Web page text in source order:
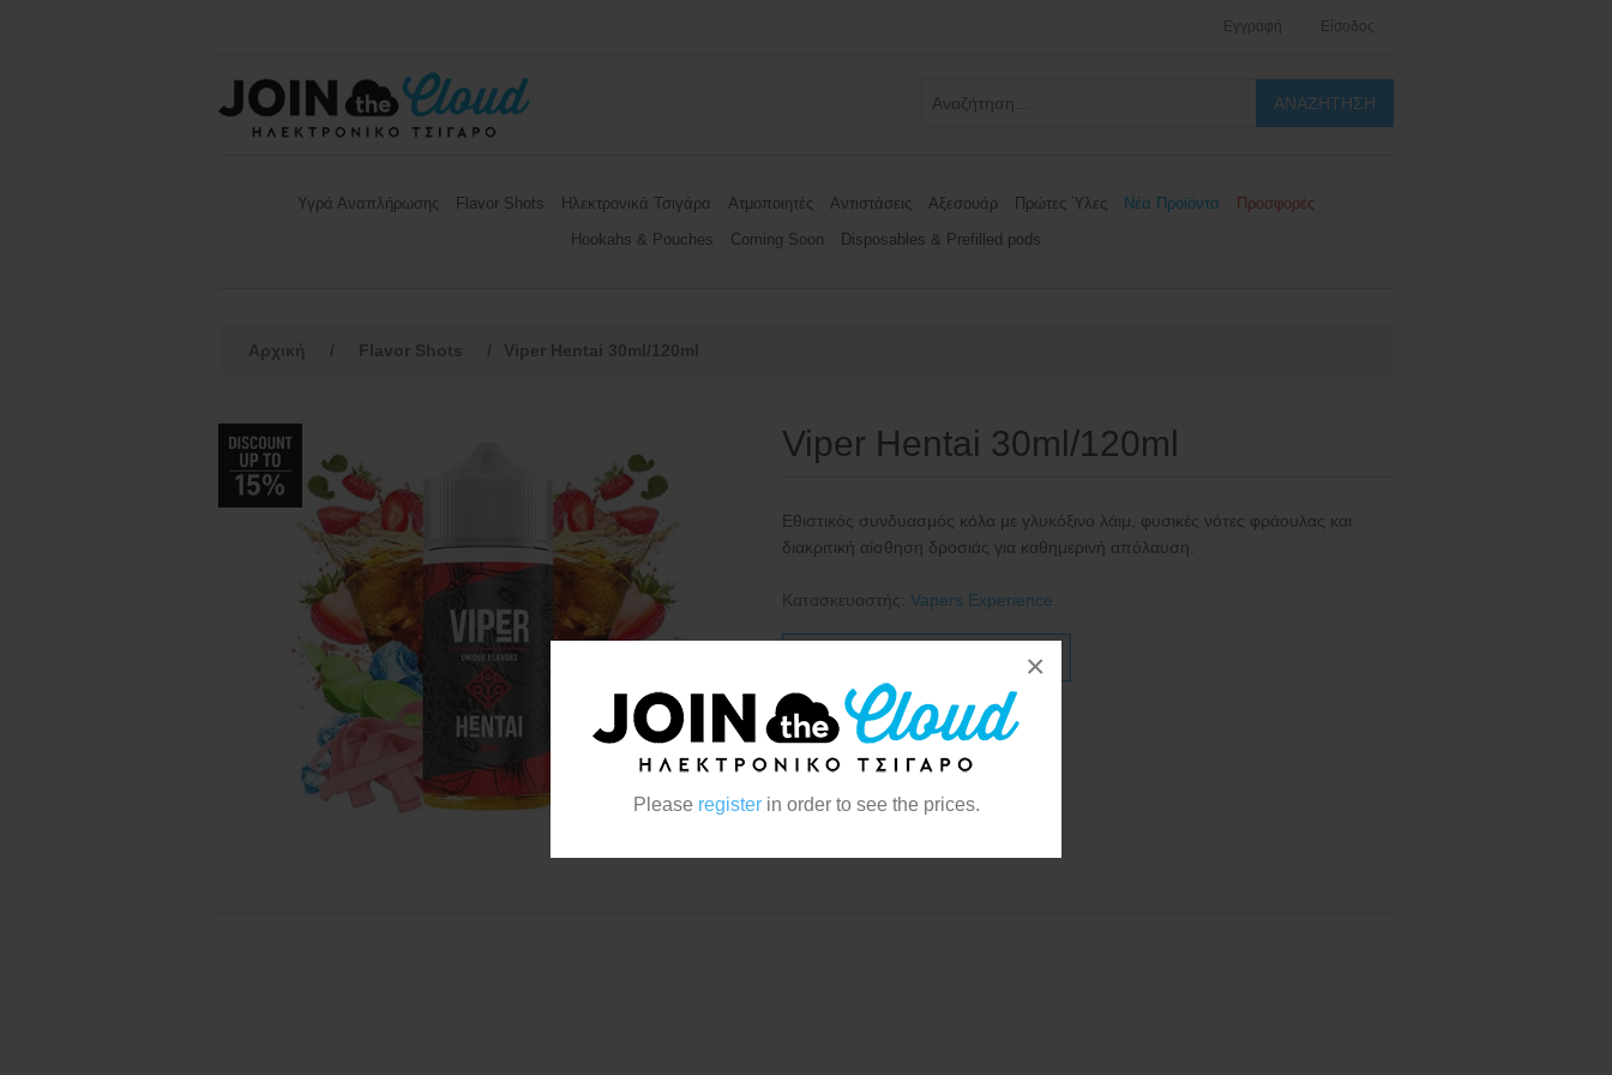
Please registerin order to see the prices.
×
Εγγραφή Είσοδος
Υγρά Αναπλήρωσης Flavor Shots Ηλεκτρονικά Τσιγάρα Ατμοποιητές Αντιστάσεις Αξεσουάρ Πρώτες Ύλες Νέα Προϊόντα
Προσφορές
Hookahs & Pouches
Coming Soon Disposables & Prefilled pods
Αρχική / Flavor Shots / Viper Hentai 30ml/120ml
Viper Hentai 30ml/120ml
Εθιστικός συνδυασμός κόλα με γλυκόξινο λάιμ, φυσικές νότες φράουλας και
διακριτική αίσθηση δροσιάς για καθημερινή απόλαυση.
Κατασκευαστής: Vapers Experience